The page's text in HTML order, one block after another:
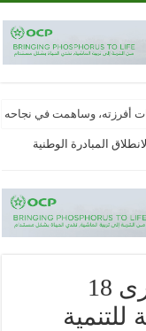
أفرزته، وساهمت في
بخريبكة: الاحتفال بالذكرى 18 لانطلاق المبادرة الوطنية
بخريبكة: الاحتفال بالذكرى 18
للتنمية